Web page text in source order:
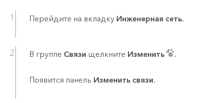
Перейдите на вкладку Инженерная сеть.
В группе Связи щелкните Изменить .
Появится панель Изменить связи.